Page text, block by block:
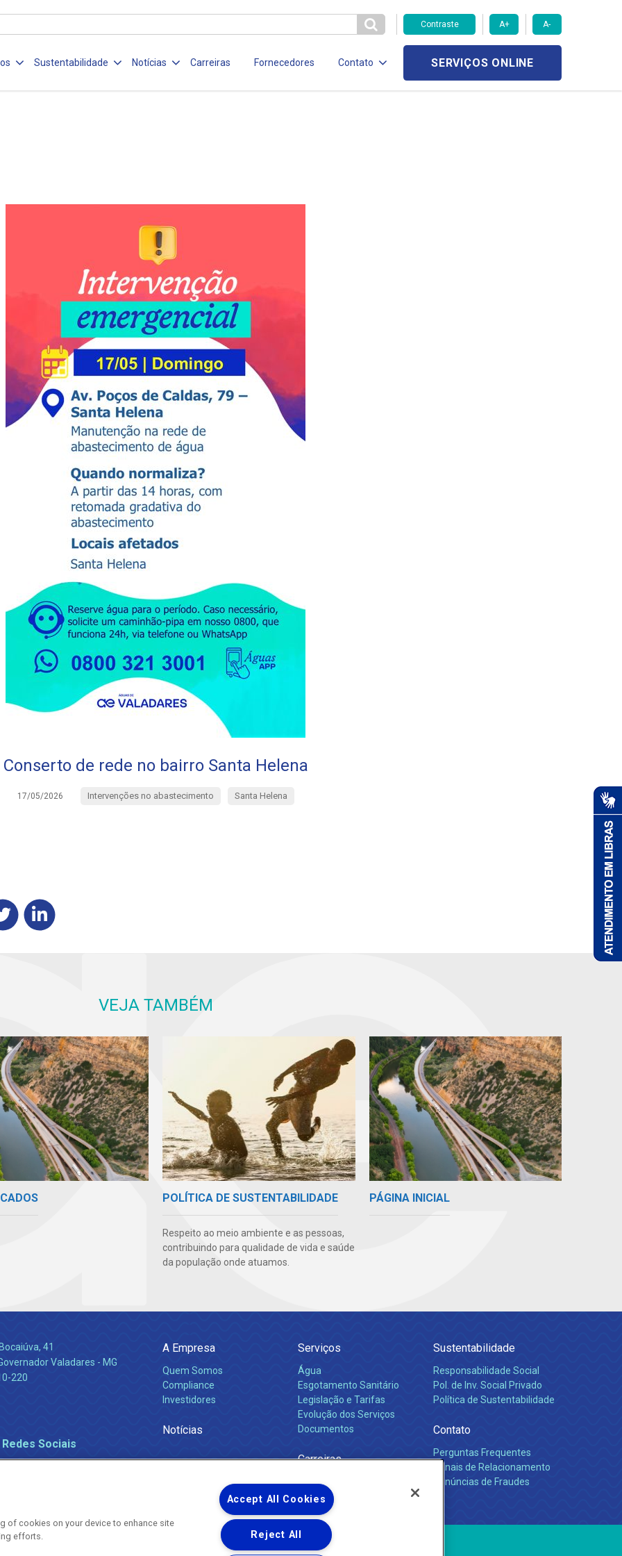
Contraste A+ A-
Sustentabilidade Notícias Carreiras Fornecedores Contato SERVIÇOS ONLINE
Conserto de rede no bairro Santa Helena
17/05/2026 Intervenções no abastecimento Santa Helena
VEJA TAMBÉM
POLÍTICA DE SUSTENTABILIDADE
Respeito ao meio ambiente e as pessoas,
contribuindo para qualidade de vida e saúde
da população onde atuamos.
PÁGINA INICIAL
41
Valadares - MG
220
Sociais
A Empresa
Quem Somos
Compliance
Investidores
Notícias
Serviços
Água
Esgotamento Sanitário
Legislação e Tarifas
Evolução dos Serviços
Documentos
Carreiras
Sustentabilidade
Responsabilidade Social
Pol. de Inv. Social Privado
Política de Sustentabilidade
Contato
Perguntas Frequentes
Canais de Relacionamento
Denúncias de Fraudes
Copyright ® 2026 - Todos os Direitos Reservados.
of cookies on your device to enhance site
efforts.
Accept All Cookies
Reject All